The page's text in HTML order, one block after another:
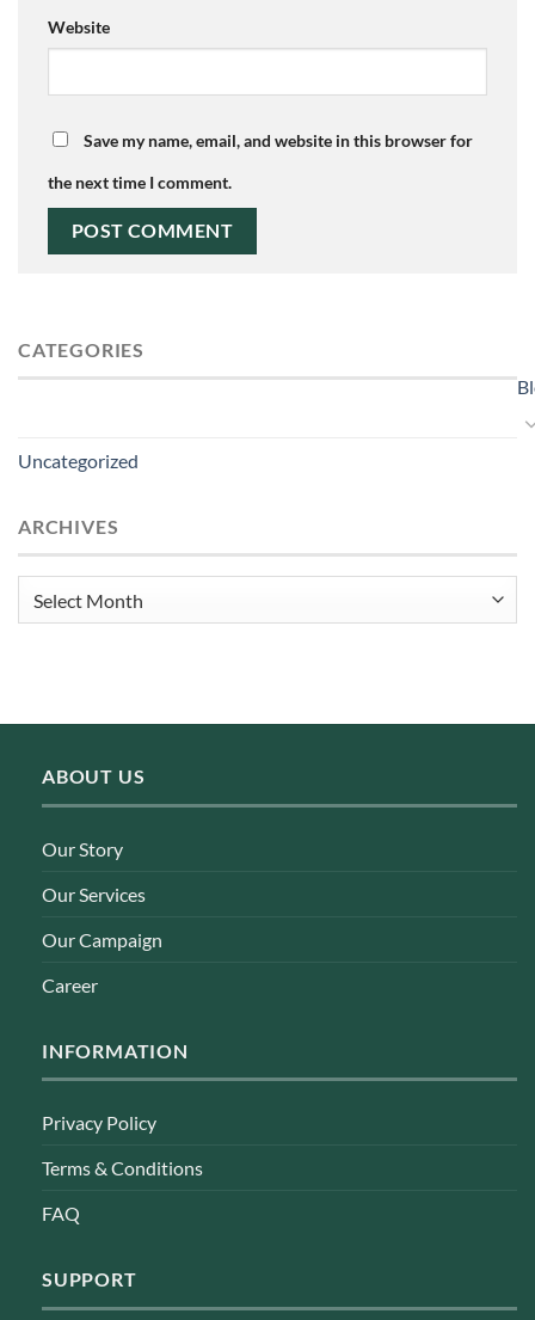
Website
Save my name, email, and website in this browser for
the next time I comment.
CATEGORIES
Uncategorized
ARCHIVES
Archives
ABOUT US
Our Story
Our Services
Our Campaign
Career
INFORMATION
Privacy Policy
Terms & Conditions
FAQ
SUPPORT